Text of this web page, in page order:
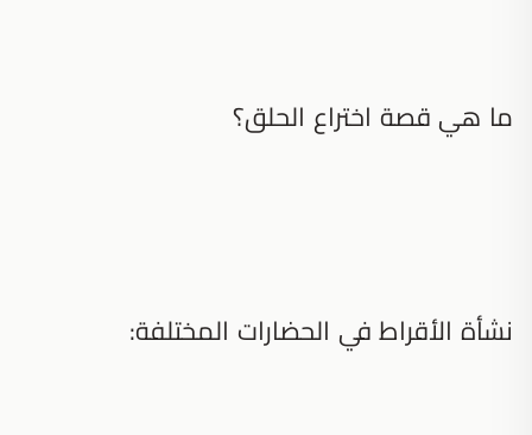
ما هي قصة اختراع الحلق؟
نشأة الأقراط في الحضارات المختلفة: